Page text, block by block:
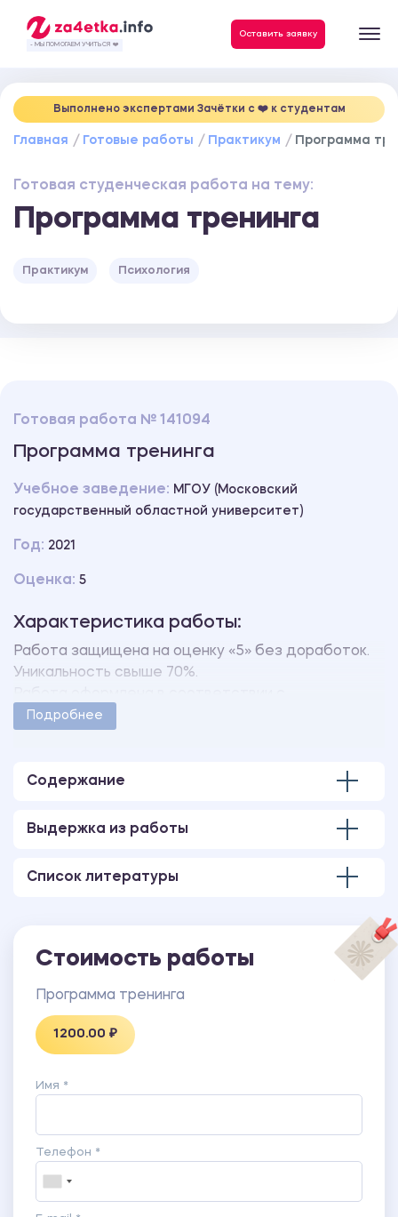
- МЫ ПОМОГАЕМ УЧИТЬСЯ ❤️
Оставить заявку
Выполнено экспертами Зачётки c ❤️ к студентам
Главная Готовые работы Практикум Программа
Готовая студенческая работа на тему:
Программа тренинга
Практикум Психология
Готовая работа № 141094
Программа тренинга
Учебное заведение: МГОУ (Московский
государственный областной университет)
Год: 2021
Оценка: 5
Характеристика работы:
Работа защищена на оценку «5» без доработок.
Уникальность свыше 70%.
методическими указаниями учебного заведения.
Подробнее
Содержание
Выдержка из работы
Список литературы
Стоимость работы
Программа тренинга
1200.00 ₽
Имя *
Телефон *